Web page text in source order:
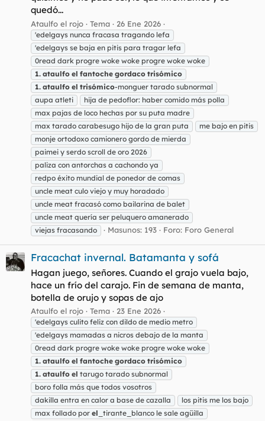
quedó...
Ataulfo el rojo Tema 26 Ene 2026
'edelgays nunca fracasa tragando lefa
'edelgays se baja en pitis para tragar lefa
0read dark progre woke woke progre woke woke
1. ataulfo el fantoche gordaco trisómico
1. ataulfo el trisómico-monguer tarado subnormal
aupa atleti
hija de pedoflor: haber comido más polla
max pajas de loco hechas por su puta madre
max tarado carabesugo hijo de la gran puta
me bajo en pitis
monje ortodoxo camionero gordo de mierda
paimei y serdo scroll de oro 2026
paliza con antorchas a cachondo ya
redpo éxito mundial de ponedor de comas
uncle meat culo viejo y muy horadado
uncle meat fracasó como bailarina de balet
uncle meat quería ser peluquero amanerado
viejas fracasando
Masunos: 193 Foro: Foro General
Fracachat invernal. Batamanta y sofá
Hagan juego, señores. Cuando el grajo vuela bajo,
hace un frío del carajo. Fin de semana de manta,
botella de orujo y sopas de ajo
Ataulfo el rojo Tema 23 Ene 2026
'edelgays culito feliz con dildo de medio metro
'edelgays mamadas a nicros debajo de la manta
0read dark progre woke woke progre woke woke
1. ataulfo el fantoche gordaco trisómico
1. ataulfo el tarugo tarado subnormal
boro folla más que todos vosotros
dakilla entra en calor a base de cazalla
los pitis me los bajo
max follado por el _tirante_blanco le sale agüilla